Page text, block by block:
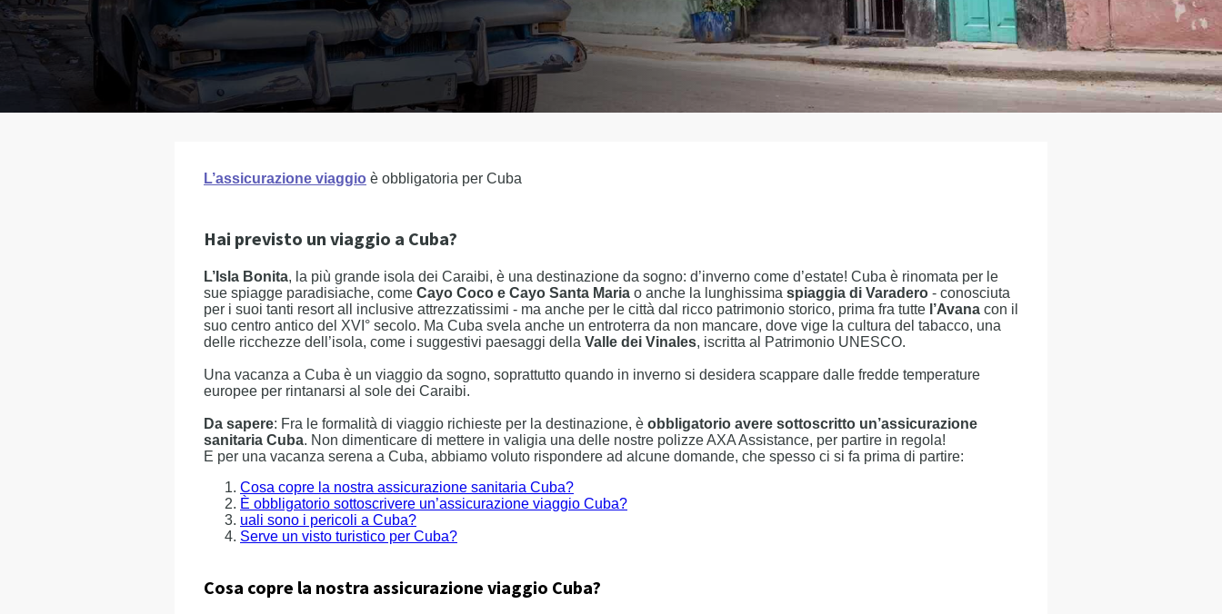
L’assicurazione viaggio è obbligatoria per Cuba
Hai previsto un viaggio a Cuba?
L’Isla Bonita, la più grande isola dei Caraibi, è una destinazione da sogno: d’inverno come d’estate! Cuba è rinomata per le
sue spiagge paradisiache, come Cayo Coco e Cayo Santa Maria o anche la lunghissima spiaggia di Varadero - conosciuta
per i suoi tanti resort all inclusive attrezzatissimi - ma anche per le città dal ricco patrimonio storico, prima fra tutte l’Avana con il
suo centro antico del XVI° secolo. Ma Cuba svela anche un entroterra da non mancare, dove vige la cultura del tabacco, una
delle ricchezze dell’isola, come i suggestivi paesaggi della Valle dei Vinales, iscritta al Patrimonio UNESCO.
Una vacanza a Cuba è un viaggio da sogno, soprattutto quando in inverno si desidera scappare dalle fredde temperature
europee per rintanarsi al sole dei Caraibi.
Da sapere: Fra le formalità di viaggio richieste per la destinazione, è obbligatorio avere sottoscritto un’assicurazione
sanitaria Cuba. Non dimenticare di mettere in valigia una delle nostre polizze AXA Assistance, per partire in regola!
E per una vacanza serena a Cuba, abbiamo voluto rispondere ad alcune domande, che spesso ci si fa prima di partire:
Cosa copre la nostra assicurazione sanitaria Cuba?
È obbligatorio sottoscrivere un’assicurazione viaggio Cuba?
uali sono i pericoli a Cuba?
Serve un visto turistico per Cuba?
Cosa copre la nostra assicurazione viaggio Cuba?